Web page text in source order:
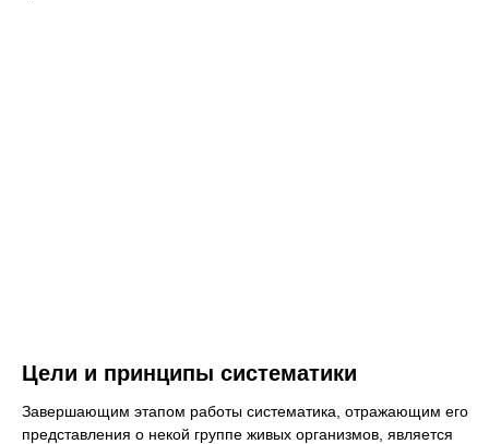
Цели и принципы систематики
Завершающим этапом работы систематика, отражающим его
представления о некой группе живых организмов, является